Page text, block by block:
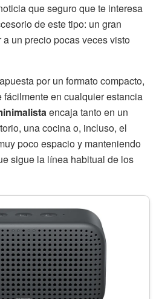
que seguro que te interesa
de este tipo: un gran
a un precio pocas veces visto
por un formato compacto,
en cualquier estancia
encaja tanto en un
una cocina o, incluso, el
poco espacio y manteniendo
sigue la línea habitual de los